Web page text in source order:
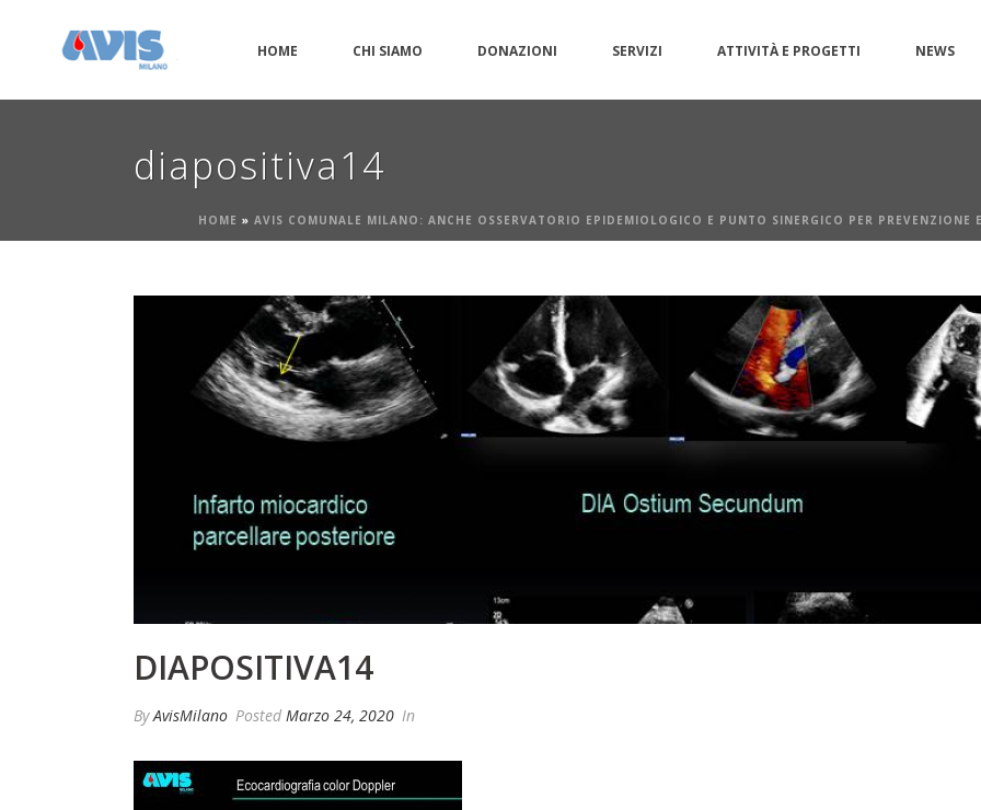
HOME CHI SIAMO DONAZIONI SERVIZI ATTIVITÀ E PROGETTI NEWS
diapositiva14
HOME » AVIS COMUNALE MILANO: ANCHE OSSERVATORIO EPIDEMIOLOGICO E PUNTO SINERGICO PER PREVENZIONE
DIAPOSITIVA14
ByAvisMilano Posted Marzo 24, 2020 In